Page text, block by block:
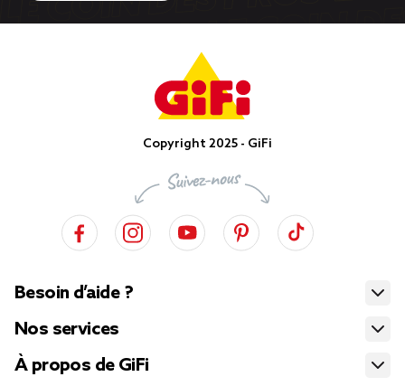
Copyright 2025 - GiFi
Besoin d’aide ?
Nos services
À propos de GiFi